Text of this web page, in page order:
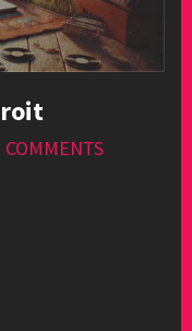
COMMENTS